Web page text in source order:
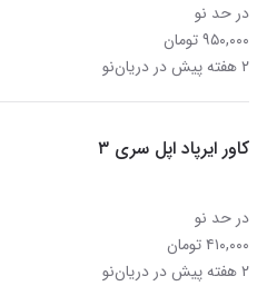
در حد نو
۹۵۰,۰۰۰ تومان
۲ هفته پیش در دریان‌نو
کاور ایرپاد اپل سری ۳
در حد نو
۴۱۰,۰۰۰ تومان
۲ هفته پیش در دریان‌نو